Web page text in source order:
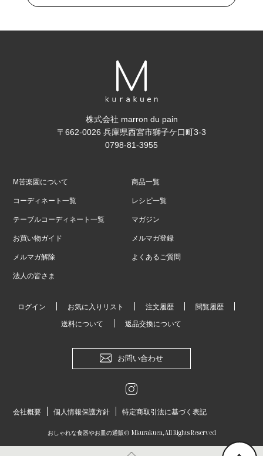
株式会社 marron du pain
〒662-0026 兵庫県西宮市獅子ケ口町3-3
0798-81-3955
M苦楽園について 商品一覧
コーディネート一覧 レシピ一覧
テーブルコーディネート一覧 マガジン
お買い物ガイド メルマガ登録
メルマガ解除 よくあるご質問
法人の皆さま
ログイン お気に入りリスト 注文履歴 閲覧履歴
送料について 返品交換について
お問い合わせ
会社概要 個人情報保護方針 特定商取引法に基づく表記
おしゃれな食器やお皿の通販© Mkurakuen,All Rights Reserved